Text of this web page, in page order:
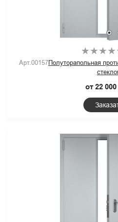
Арт.00157Полуторапольная
от 22